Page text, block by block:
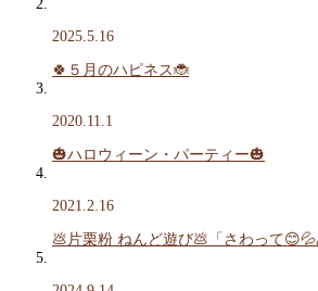
2025.5.16
🍀５月のハピネス🐞
2020.11.1
🎃ハロウィーン・パーティー🎃
2021.2.16
💩片栗粉 ねんど遊び💩「さわって😊💦